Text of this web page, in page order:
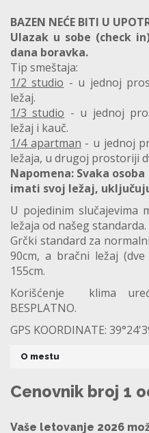
BAZEN NEĆE BITI U
Ulazak u sobe (check
dana boravka.
Tip smeštaja:
1/2 studio - u jednoj
ležaj.
1/3 studio - u jednoj
ležaj i kauč.
1/4 apartman - u jednoj
ležaja, u drugoj prostoriji
Napomena: Svaka
imati svoj ležaj,
U pojedinim slučajevima
ležaja od našeg standarda.
Grčki standard za
90cm, a bračni ležaj
155cm.
Korišćenje klima
BESPLATNO.
GPS KOORDINATE:
O mestu
Cenovnik broj 1
Vaše letovanje 2026